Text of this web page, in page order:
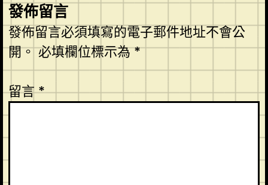
發佈留言
發佈留言必須填寫的電子郵件地址不會公
開。必填欄位標示為*
留言*